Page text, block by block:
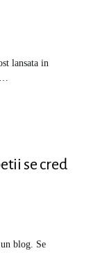
lansata in
se cred
blog. Se